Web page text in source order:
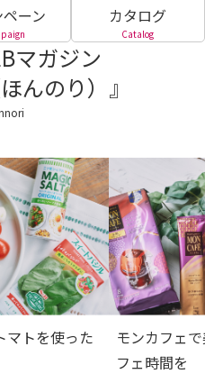
ーン カタログ
Catalog
マガジン
んのり）』
マトを使った
モンカフェ
フェ時間を